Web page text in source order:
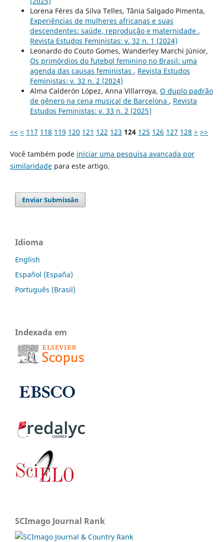
Lorena Féres da Silva Telles, Tânia Salgado Pimenta,
Experiências de mulheres africanas e suas
descendentes: saúde, reprodução e maternidade ,
Revista Estudos Feministas: v. 32 n. 1 (2024)
Leonardo do Couto Gomes, Wanderley Marchi Júnior,
Os primórdios do futebol feminino no Brasil: uma
agenda das causas feministas , Revista Estudos
Feministas: v. 32 n. 2 (2024)
Alma Calderón López, Anna Villarroya, O duplo padrão
de gênero na cena musical de Barcelona , Revista
Estudos Feministas: v. 33 n. 2 (2025)
<< < 117 118 119 120 121 122 123 124 125 126 127 128 > >>
Você também pode iniciar uma pesquisa avançada por
similaridadepara este artigo.
Enviar Submissão
Idioma
English
Español (España)
Português (Brasil)
Indexada em
SCImago Journal Rank